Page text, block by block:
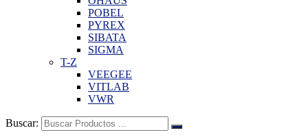
POBEL
PYREX
SIBATA
SIGMA
T-Z
VEEGEE
VITLAB
VWR
Buscar: